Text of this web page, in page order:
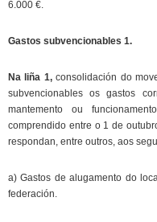
6.000 €.
Gastos subvencionables 1.
Na liña 1,consolidación do
subvencionables os gastos
mantemento ou
comprendido entre o 1 de
respondan, entre outros, aos
a) Gastos de alugamento do
federación.